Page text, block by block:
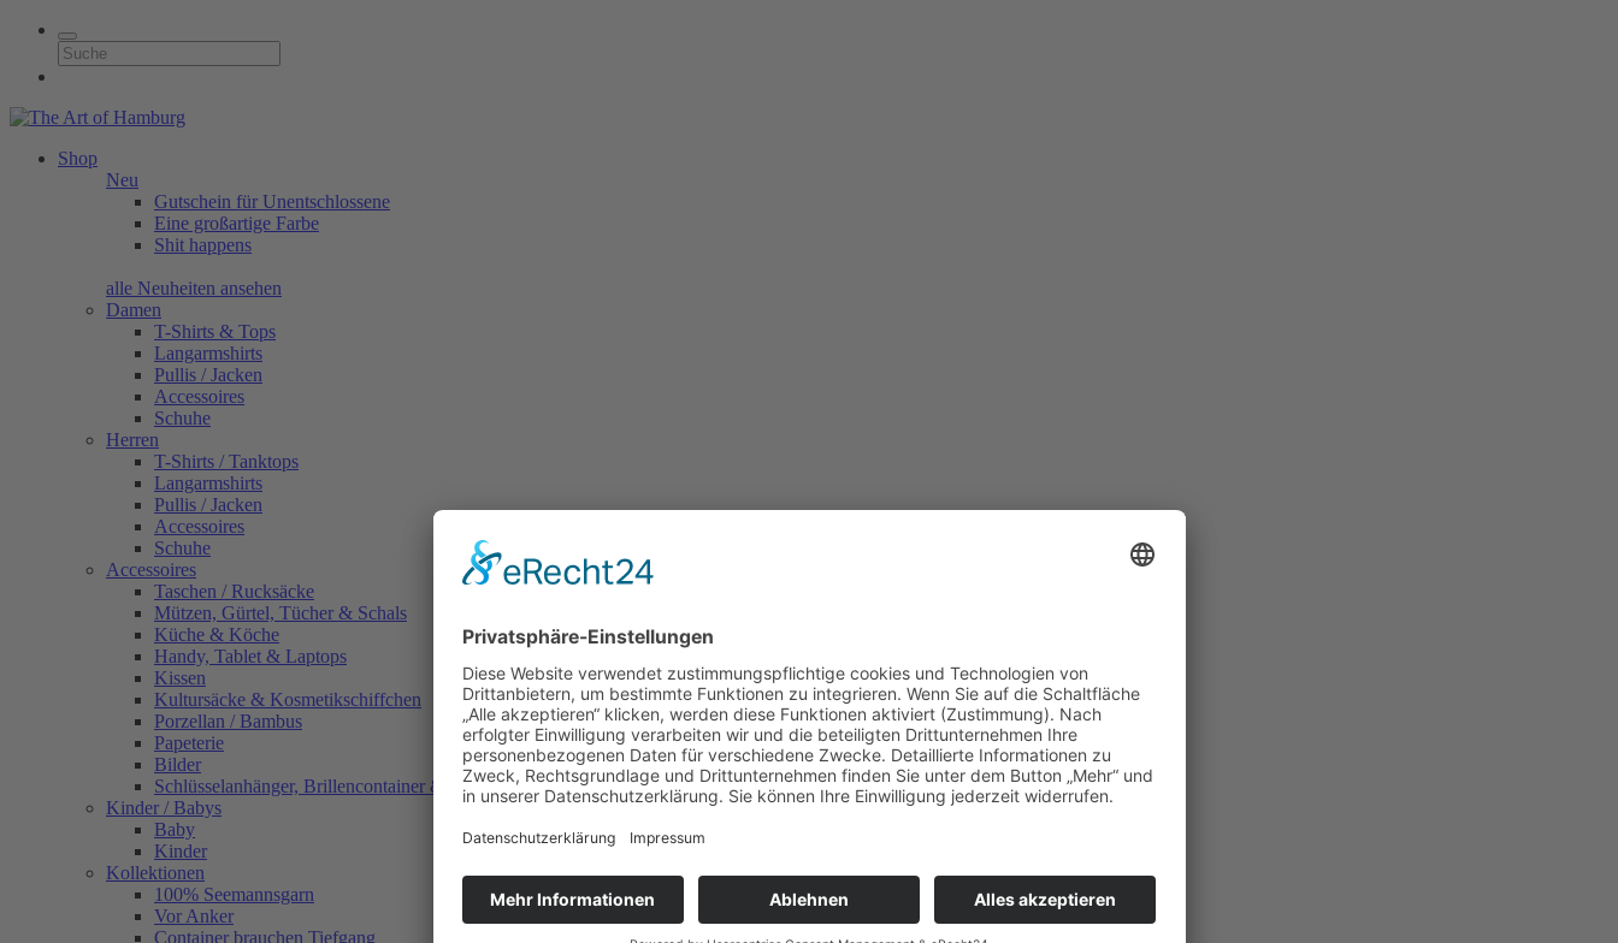
Shop
Neu
Gutschein für Unentschlossene
Eine großartige Farbe
Shit happens
alle Neuheiten ansehen
Damen
T-Shirts & Tops
Langarmshirts
Pullis / Jacken
Accessoires
Schuhe
Herren
T-Shirts / Tanktops
Langarmshirts
Pullis / Jacken
Accessoires
Schuhe
Accessoires
Taschen / Rucksäcke
Mützen, Gürtel, Tücher & Schals
Küche & Köche
Handy, Tablet & Laptops
Kissen
Kultursäcke & Kosmetikschiffchen
Porzellan / Bambus
Papeterie
Bilder
Schlüsselanhänger, Brillencontainer & mehr
Kinder / Babys
Baby
Kinder
Kollektionen
100% Seemannsgarn
Vor Anker
Container brauchen Tiefgang